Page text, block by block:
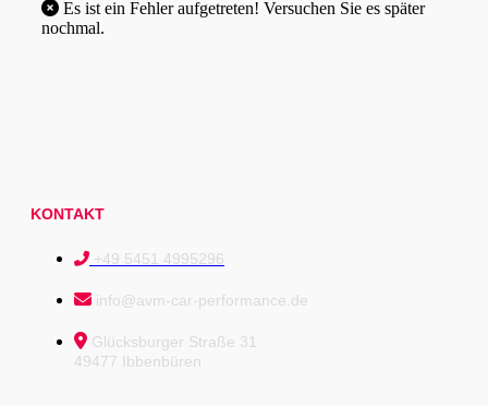
nochmal.
KONTAKT
+49 5451 4995296
info@avm-car-performance.de
Glücksburger Straße 31
49477 Ibbenbüren